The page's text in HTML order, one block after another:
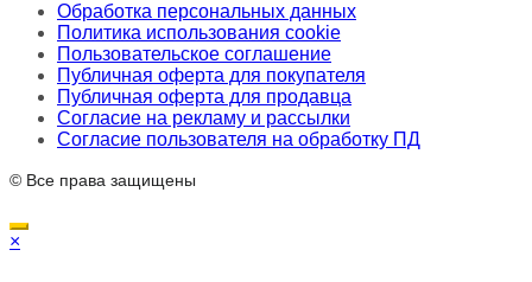
Обработка персональных данных
Политика использования cookie
Пользовательское соглашение
Публичная оферта для покупателя
Публичная оферта для продавца
Согласие на рекламу и рассылки
Согласие пользователя на обработку ПД
© Все права защищены
×